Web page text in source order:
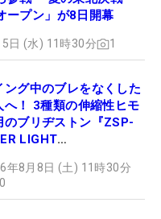
ープン」が8日開幕
日 (水) 11時30分 1
ング中のブレをなくした
へ！ 3種類の伸縮性ヒモ
のブリヂストン『ZSP-
LIGHT
年8月8日 (土) 11時30分